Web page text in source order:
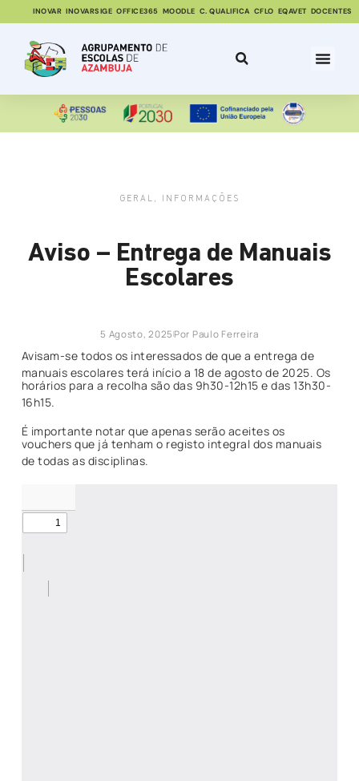
INOVAR INOVARSIGE OFFICE365 MOODLE C. QUALIFICA CFLO EQAVET DOCENTES
GERAL , INFORMAÇÕES
Aviso – Entrega de Manuais
Escolares
5 Agosto, 2025Por Paulo Ferreira
Avisam-se todos os interessados de que a entrega de
manuais escolares terá início a 18 de agosto de 2025. Os
horários para a recolha são das 9h30-12h15 e das 13h30-
16h15.
É importante notar que apenas serão aceites os
vouchers que já tenham o registo integral dos manuais
de todas as disciplinas.